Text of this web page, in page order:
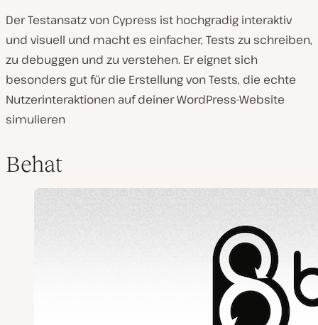
Der Testansatz von Cypress ist hochgradig interaktiv
und visuell und macht es einfacher, Tests zu schreiben,
zu debuggen und zu verstehen. Er eignet sich
besonders gut für die Erstellung von Tests, die echte
Nutzerinteraktionen auf deiner WordPress-Website
simulieren
Behat